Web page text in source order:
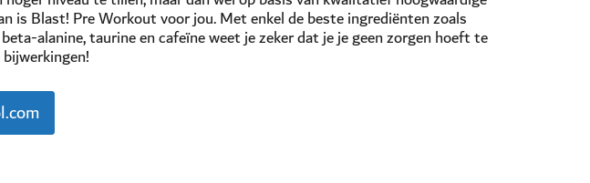
is Blast! Pre Workout voor jou. Met enkel de beste ingrediënten zoals
alanine, taurine en cafeïne weet je zeker dat je je geen zorgen hoeft te